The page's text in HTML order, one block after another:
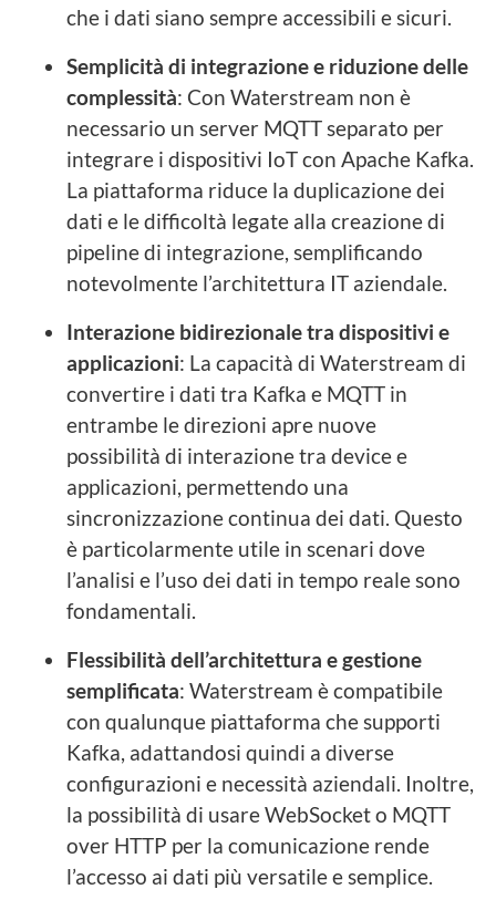
che i dati siano sempre accessibili e sicuri.
Semplicità di integrazione e riduzione delle
complessità: Con Waterstream non è
necessario un server MQTT separato per
integrare i dispositivi IoT con Apache Kafka.
La piattaforma riduce la duplicazione dei
dati e le difficoltà legate alla creazione di
pipeline di integrazione, semplificando
notevolmente l’architettura IT aziendale.
Interazione bidirezionale tra dispositivi e
applicazioni: La capacità di Waterstream di
convertire i dati tra Kafka e MQTT in
entrambe le direzioni apre nuove
possibilità di interazione tra device e
applicazioni, permettendo una
sincronizzazione continua dei dati. Questo
è particolarmente utile in scenari dove
l’analisi e l’uso dei dati in tempo reale sono
fondamentali.
Flessibilità dell’architettura e gestione
semplificata: Waterstream è compatibile
con qualunque piattaforma che supporti
Kafka, adattandosi quindi a diverse
configurazioni e necessità aziendali. Inoltre,
la possibilità di usare WebSocket o MQTT
over HTTP per la comunicazione rende
l’accesso ai dati più versatile e semplice.